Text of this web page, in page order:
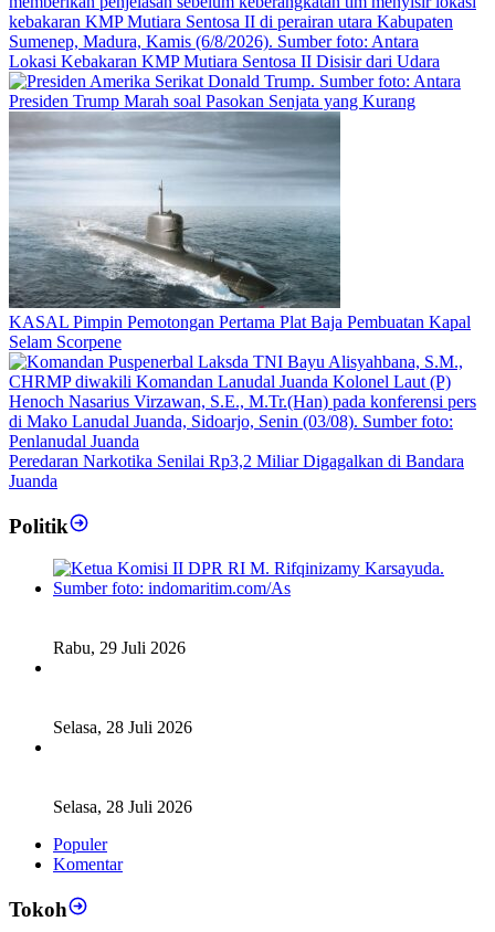
Lokasi Kebakaran KMP Mutiara Sentosa II Disisir dari Udara
Presiden Trump Marah soal Pasokan Senjata yang Kurang
KASAL Pimpin Pemotongan Pertama Plat Baja Pembuatan Kapal
Selam Scorpene
Peredaran Narkotika Senilai Rp3,2 Miliar Digagalkan di Bandara
Juanda
Politik
Rabu, 29 Juli 2026
Selasa, 28 Juli 2026
Selasa, 28 Juli 2026
Populer
Komentar
Tokoh